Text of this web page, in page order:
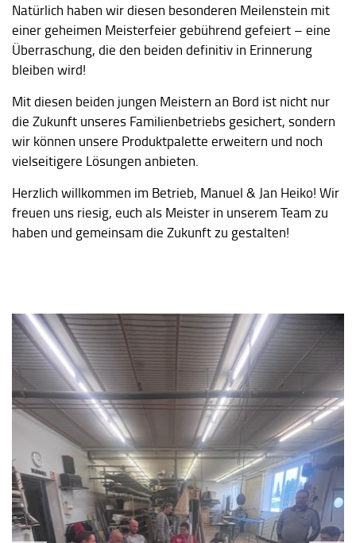
Natürlich haben wir diesen besonderen Meilenstein mit
einer geheimen Meisterfeier gebührend gefeiert – eine
Überraschung, die den beiden definitiv in Erinnerung
bleiben wird!
Mit diesen beiden jungen Meistern an Bord ist nicht nur
die Zukunft unseres Familienbetriebs gesichert, sondern
wir können unsere Produktpalette erweitern und noch
vielseitigere Lösungen anbieten.
Herzlich willkommen im Betrieb, Manuel & Jan Heiko! Wir
freuen uns riesig, euch als Meister in unserem Team zu
haben und gemeinsam die Zukunft zu gestalten!